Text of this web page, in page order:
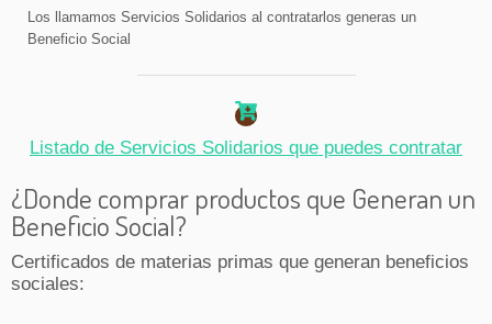
Los llamamos Servicios Solidarios al contratarlos generas un
Beneficio Social
Listado de Servicios Solidarios que puedes contratar
¿Donde comprar productos que Generan un
Beneficio Social?
Certificados de materias primas que generan beneficios
sociales: